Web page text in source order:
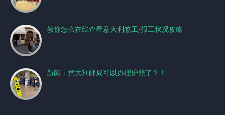
教你怎么在线查看意大利签工/报工状况攻略
新闻：意大利邮局可以办理护照了？！